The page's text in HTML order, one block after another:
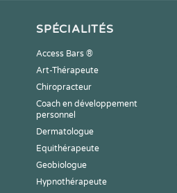
SPÉCIALITÉS
Access Bars ®
Art-Thérapeute
Chiropracteur
Coach en développement
personnel
Dermatologue
Equithérapeute
Geobiologue
Hypnothérapeute